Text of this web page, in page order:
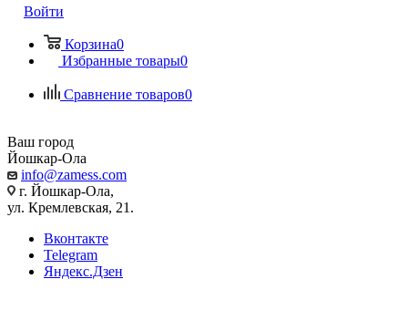
Войти
Корзина0
Избранные товары0
Сравнение товаров0
Ваш город
Йошкар-Ола
info@zamess.com
г. Йошкар-Ола,
ул. Кремлевская, 21.
Вконтакте
Telegram
Яндекс.Дзен